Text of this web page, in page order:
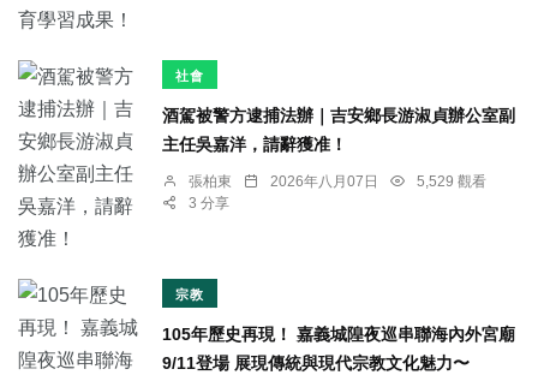
社會
酒駕被警方逮捕法辦｜吉安鄉長游淑貞辦公室副
主任吳嘉洋，請辭獲准！
張柏東 2026年八月07日
5,529 觀看
3 分享
宗教
105年歷史再現！ 嘉義城隍夜巡串聯海內外宮廟
9/11登場 展現傳統與現代宗教文化魅力〜